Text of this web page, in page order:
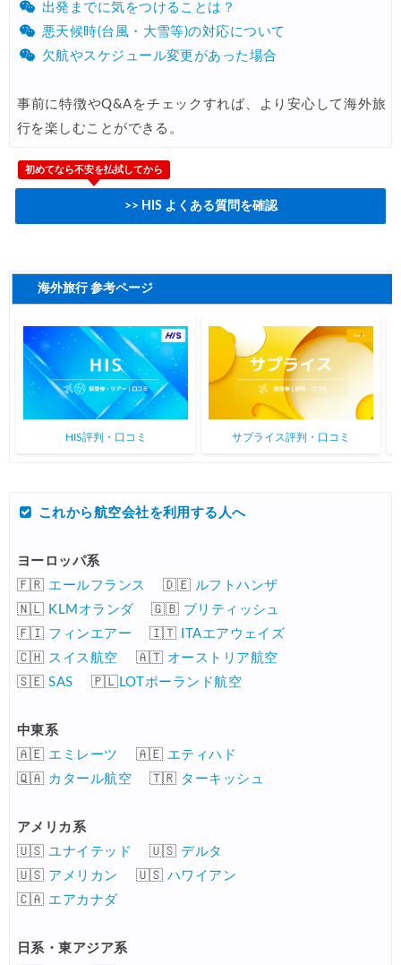
出発までに気をつけることは？
悪天候時(台風・大雪等)の対応について
欠航やスケジュール変更があった場合
事前に特徴やQ&Aをチェックすれば、より安心して海外旅
行を楽しむことができる。
初めてなら不安を払拭してから
>> HIS よくある質問を確認
海外旅行 参考ページ
HIS評判・口コミ サプライス評判・口コミ
これから航空会社を利用する人へ
ヨーロッパ系
🇫🇷 エールフランス 🇩🇪 ルフトハンザ
🇳🇱 KLMオランダ 🇬🇧 ブリティッシュ
🇫🇮 フィンエアー 🇮🇹
ITAエアウェイズ
🇨🇭 スイス航空 🇦🇹 オーストリア航空
🇸🇪SAS 🇵🇱 LOTポーランド航空
中東系
🇦🇪 エミレーツ 🇦🇪 エティハド
🇶🇦 カタール航空 🇹🇷 ターキッシュ
アメリカ系
🇺🇸ユナイテッド 🇺🇸 デルタ
🇺🇸 アメリカン 🇺🇸 ハワイアン
🇨🇦 エアカナダ
日系・東アジア系